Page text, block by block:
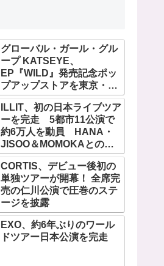
グローバル・ガール・グル
ープ KATSEYE、
EP『WILD』発売記念ポッ
プアップストアを東京・原
宿で開催 限定グッズも登
場ILLIT、初の日本ライブツア
ーを完走 5都市11公演で
約6万人を動員 HANA・
JISOO＆MOMOKAとのス
ペシャルコラボも実現
CORTIS、デビュー後初の
単独ツアーが開幕！ 全席完
売の仁川公演で圧巻のステ
ージを披露
EXO、約6年ぶりのワール
ドツアー日本公演を完走